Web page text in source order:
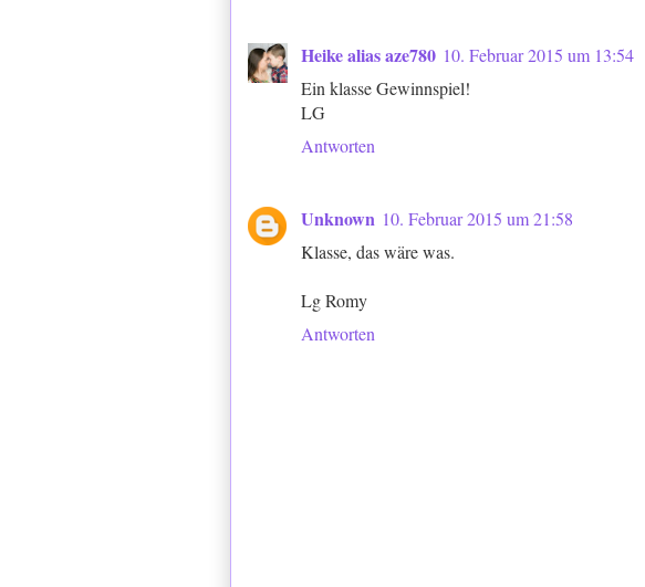
Heike alias aze780 10. Februar 2015 um 13:54
Ein klasse Gewinnspiel!
LG
Antworten
Unknown 10. Februar 2015 um 21:58
Klasse, das wäre was.
Lg Romy
Antworten